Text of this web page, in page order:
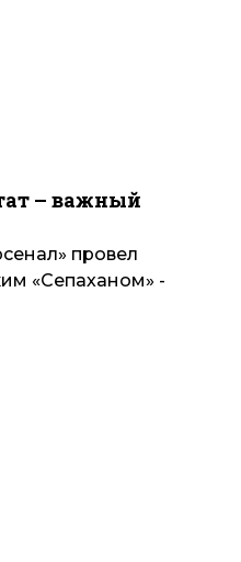
– важный
провел
«Сепаханом» -